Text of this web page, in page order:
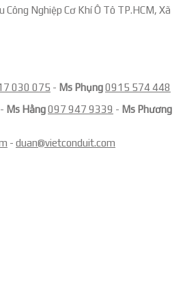
Nghiệp Cơ Khí Ô Tô TP.HCM, Xã
030 075 - Ms Phụng0915 574 448
- Ms Hằng097 947 9339 - Ms Phương
- duan@vietconduit.com